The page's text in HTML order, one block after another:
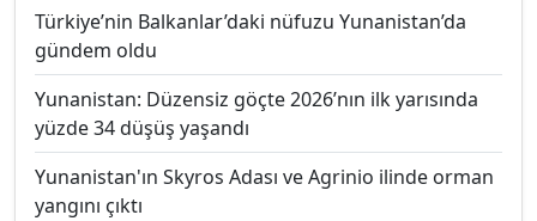
Türkiye’nin Balkanlar’daki nüfuzu Yunanistan’da
gündem oldu
Yunanistan: Düzensiz göçte 2026’nın ilk yarısında
yüzde 34 düşüş yaşandı
Yunanistan'ın Skyros Adası ve Agrinio ilinde orman
yangını çıktı